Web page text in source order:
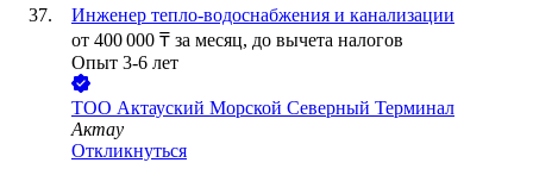
Инженер тепло-водоснабжения и канализации
от 400 000 ₸ за месяц, до вычета налогов
Опыт 3-6 лет
ТОО Актауский Морской Северный Терминал
Актау
Откликнуться